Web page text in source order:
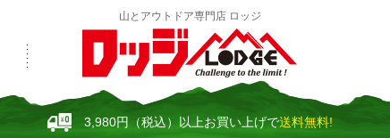
山とアウトドア専門店 ロッジ
3,980円（税込）以上お買い上げで送料無料!